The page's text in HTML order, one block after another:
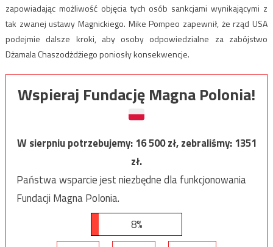
zapowiadając możliwość objęcia tych osób sankcjami wynikającymi z
tak zwanej ustawy Magnickiego. Mike Pompeo zapewnił, że rząd USA
podejmie dalsze kroki, aby osoby odpowiedzialne za zabójstwo
Dżamala Chaszodżdżiego poniosły konsekwencje.
Wspieraj Fundację Magna Polonia!
W sierpniu potrzebujemy:16 500zł, zebraliśmy:1351
zł.
Państwa wsparcie jest niezbędne dla funkcjonowania
Fundacji Magna Polonia.
8%